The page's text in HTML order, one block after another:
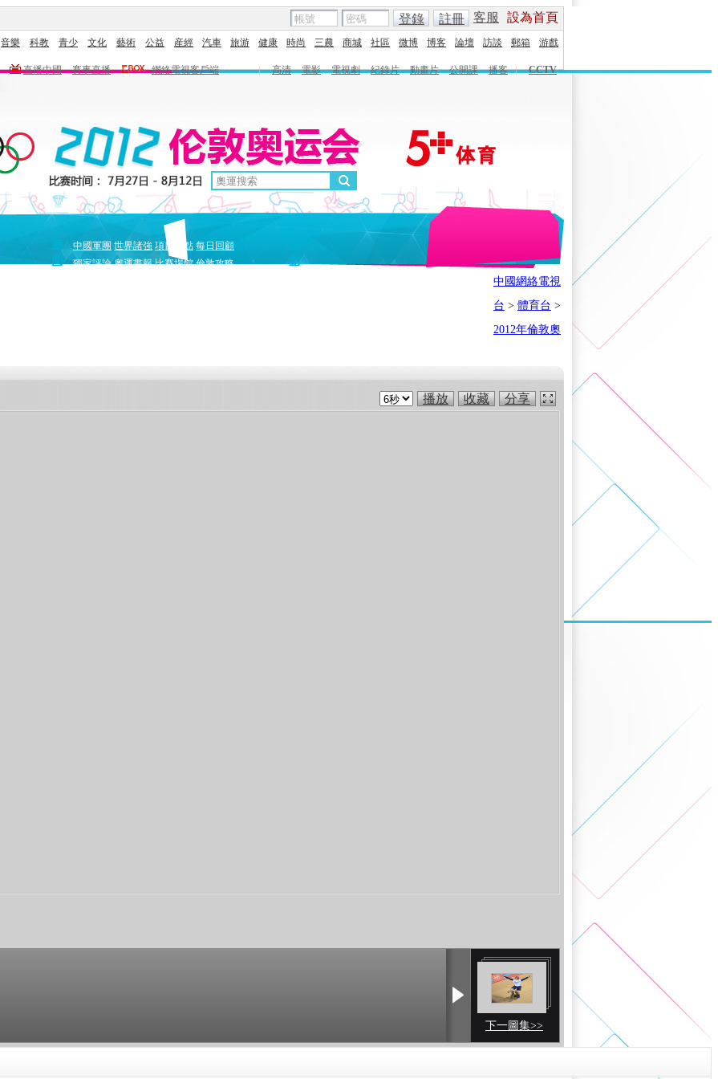
客服 設為首頁
登錄 註冊
音樂 科教 青少 文化 藝術 公益 産經 汽車 旅游 健康 時尚 三農 商城 社區 微博 博客 論壇 訪談 郵箱 游戲
直播中國 賽事直播 網絡電視客戶端 | 高清 電影 電視劇 紀錄片 動畫片 公開課 播客 |
CCTV
中國軍團 世界諸強 項目盤點 每日回顧
獨家評論 奧運畫報 比賽場館 倫敦攻略
創
中國網絡電視
台 > 體育台 >
2012年倫敦奧
播放 收藏 分享
下一圖集>>